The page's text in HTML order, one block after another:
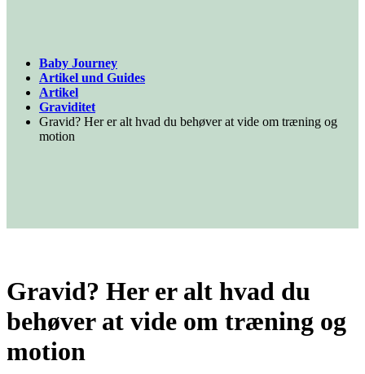
Baby Journey
Artikel und Guides
Artikel
Graviditet
Gravid? Her er alt hvad du behøver at vide om træning og
motion
Gravid? Her er alt hvad du
behøver at vide om træning og
motion